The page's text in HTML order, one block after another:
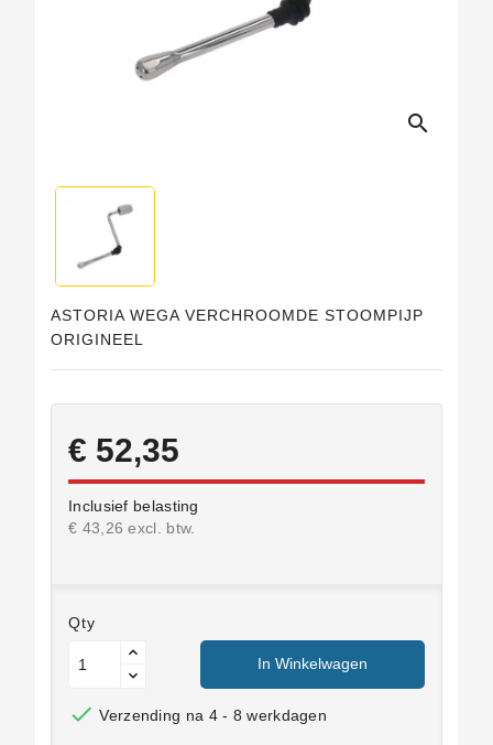
search
ASTORIA WEGA VERCHROOMDE STOOMPIJP
ORIGINEEL
€ 52,35
Inclusief belasting
€ 43,26 excl. btw.
Qty
In Winkelwagen
 Verzending na 4 - 8 werkdagen